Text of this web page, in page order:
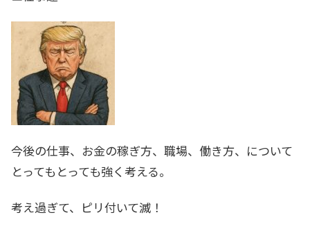
今後の仕事、お金の稼ぎ方、職場、働き方、について
とってもとっても強く考える。
考え過ぎて、ピリ付いて滅！